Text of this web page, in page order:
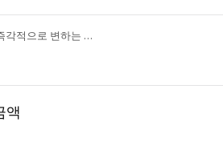
얼굴라인이 즉각적으로 변하는 리프팅 끝판왕 "DA99 리프팅 토너150ml" 3개구매시 리프팅마스크 1EA증정 102,000>>59,000
액